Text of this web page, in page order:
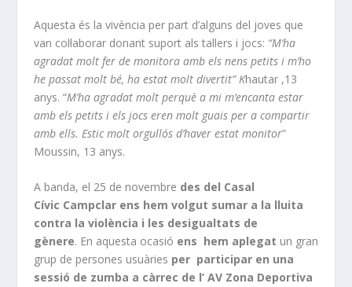
Aquesta és la vivència per part d’alguns del joves que
van col·laborar donant suport als tallers i jocs: “M’ha
agradat molt fer de monitora amb els nens petits i m’ho
he passat molt bé, ha estat molt divertit” Khautar ,13
anys. “M’ha agradat molt perquè a mi m’encanta estar
amb els petits i els jocs eren molt guais per a compartir
amb ells. Estic molt orgullós d’haver estat monitor”
Moussin, 13 anys.
A banda, el 25 de novembre des del Casal
Cívic Campclar ens hem volgut sumar a la lluita
contra la violència i les desigualtats de
gènere. En aquesta ocasió ens hem aplegat un gran
grup de persones usuàries per participar en una
sessió de zumba a càrrec de l’ AV Zona Deportiva